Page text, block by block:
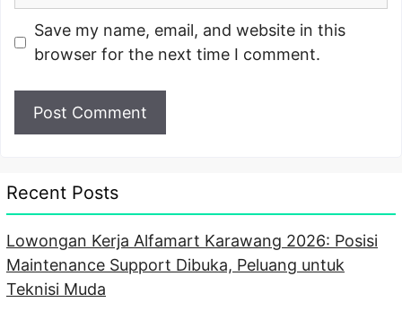
Save my name, email, and website in this
browser for the next time I comment.
Recent Posts
Lowongan Kerja Alfamart Karawang 2026: Posisi
Maintenance Support Dibuka, Peluang untuk
Teknisi Muda